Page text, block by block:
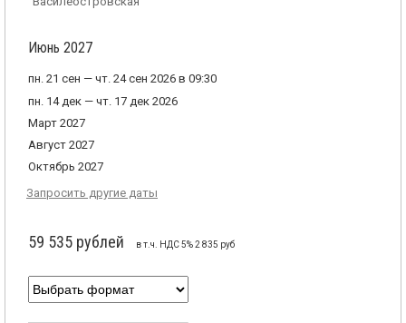
Июнь 2027
пн. 21 сен — чт. 24 сен 2026 в 09:30
пн. 14 дек — чт. 17 дек 2026
Март 2027
Август 2027
Октябрь 2027
Запросить другие даты
59 535 рублей в т.ч. НДС 5% 2 835 руб